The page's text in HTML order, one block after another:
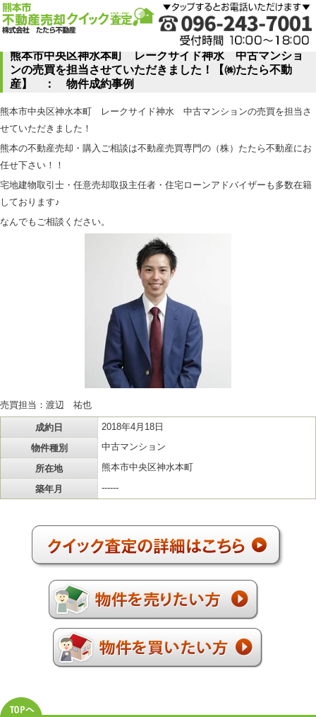
熊本市中央区神水本町 レークサイド神水 中古マンショ
ンの売買を担当させていただきました！【㈱たたら不動
産】 ： 物件成約事例
熊本市中央区神水本町 レークサイド神水 中古マンションの売買を担当さ
せていただきました！
熊本の不動産売却・購入ご相談は不動産売買専門の（株）たたら不動産にお
任せ下さい！！
宅地建物取引士・任意売却取扱主任者・住宅ローンアドバイザーも多数在籍
しております♪
なんでもご相談ください。
売買担当：渡辺 祐也
成約日 2018年4月18日
物件種別 中古マンション
所在地 熊本市中央区神水本町
築年月 ------